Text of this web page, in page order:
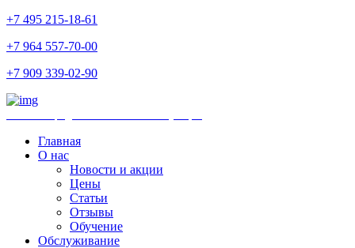
+7 495 215-18-61
+7 964 557-70-00
+7 909 339-02-90
Главная
О нас
Новости и акции
Цены
Статьи
Отзывы
Обучение
Обслуживание